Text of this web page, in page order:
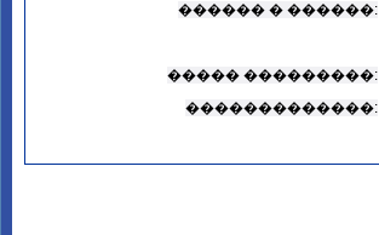
������ � ������:
����� ���������:
�������������: